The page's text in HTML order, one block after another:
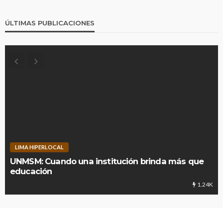
ÚLTIMAS PUBLICACIONES
LIMA HIPERLOCAL
UNMSM: Cuando una institución brinda más que
educación
1.24K